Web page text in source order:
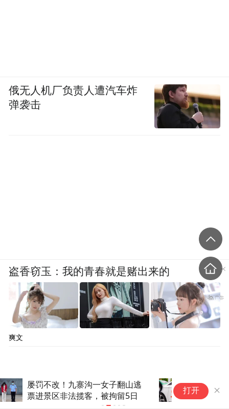
总额超2500万元，上海交通执
法集中处罚12家网约车平台
俄中选委主
全
打开
俄无人机厂负责人遭汽车炸
弹袭击
盗香窃玉：我的青春就是赌出来的
爽文